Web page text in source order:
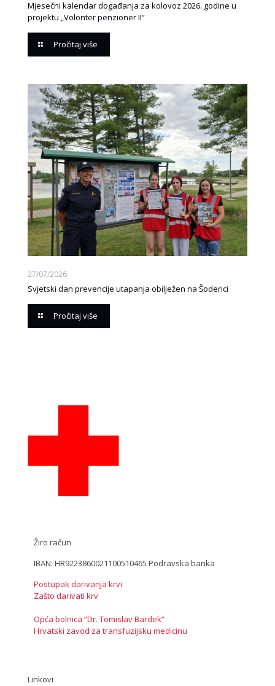
Mjesečni kalendar događanja za kolovoz 2026. godine u
projektu „Volonter penzioner II“
Pročitaj više
27/07/2026
Svjetski dan prevencije utapanja obilježen na Šoderici
Pročitaj više
Žiro račun
IBAN: HR9223860021100510465 Podravska banka
Postupak darivanja krvi
Zašto darivati krv
Opća bolnica “Dr. Tomislav Bardek”
Hrvatski zavod za transfuzijsku medicinu
Linkovi